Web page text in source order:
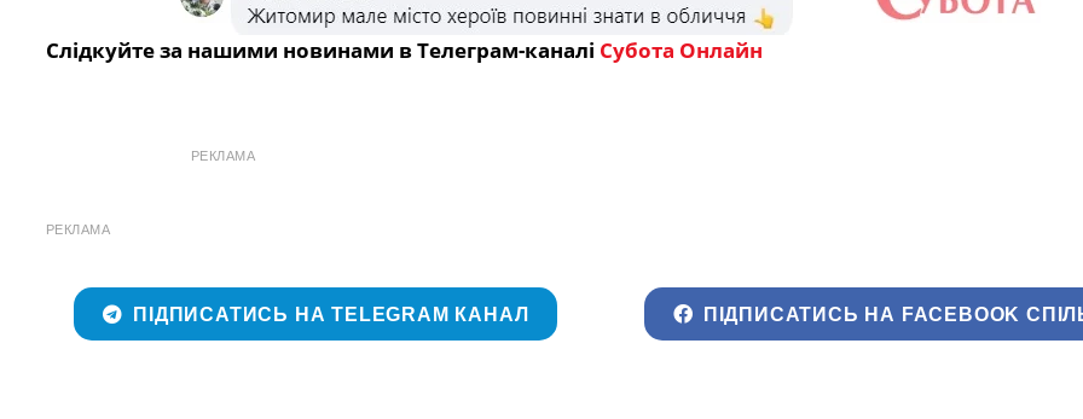
Слідкуйте за нашими новинами в Телеграм-каналі Субота Онлайн
РЕКЛАМА
РЕКЛАМА
ПІДПИСАТИСЬ НА TELEGRAM КАНАЛ ПІДПИСАТИСЬ НА FACEBOOK